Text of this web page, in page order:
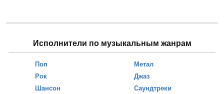
Исполнители по музыкальным жанрам
Поп
Рок
Шансон
Метал
Джаз
Саундтреки